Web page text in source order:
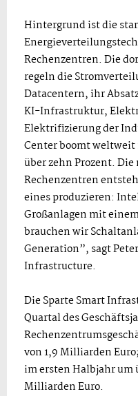
Hintergrund ist die
Rechenzentren. Die
regeln die
Datacentern, ihr
KI-Infrastruktur,
Elektrifizierung der
Center boomt
über zehn Prozent.
Rechenzentren
eines produzieren:
Großanlagen mit
brauchen wir
Generation”, sagt
Infrastructure.
Die Sparte Smart
Quartal des
von 1,9 Milliarden
im ersten Halbjahr um
Milliarden Euro.